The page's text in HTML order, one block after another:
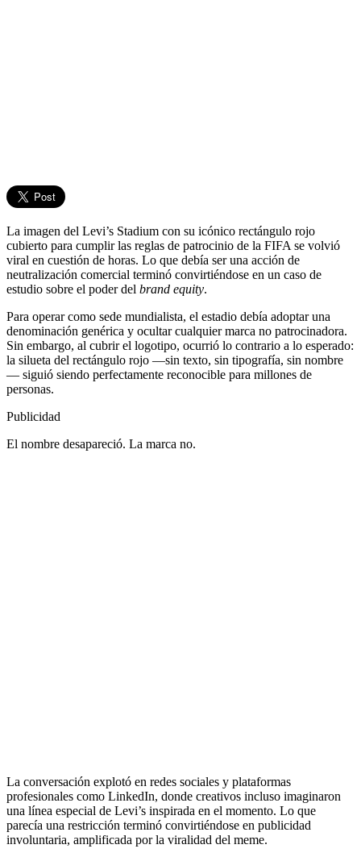
La imagen del Levi’s Stadium con su icónico rectángulo rojo
cubierto para cumplir las reglas de patrocinio de la FIFA se volvió
viral en cuestión de horas. Lo que debía ser una acción de
neutralización comercial terminó convirtiéndose en un caso de
estudio sobre el poder del brand equity.
Para operar como sede mundialista, el estadio debía adoptar una
denominación genérica y ocultar cualquier marca no patrocinadora.
Sin embargo, al cubrir el logotipo, ocurrió lo contrario a lo esperado:
la silueta del rectángulo rojo —sin texto, sin tipografía, sin nombre
— siguió siendo perfectamente reconocible para millones de
personas.
Publicidad
El nombre desapareció. La marca no.
La conversación explotó en redes sociales y plataformas
profesionales como LinkedIn, donde creativos incluso imaginaron
una línea especial de Levi’s inspirada en el momento. Lo que
parecía una restricción terminó convirtiéndose en publicidad
involuntaria, amplificada por la viralidad del meme.